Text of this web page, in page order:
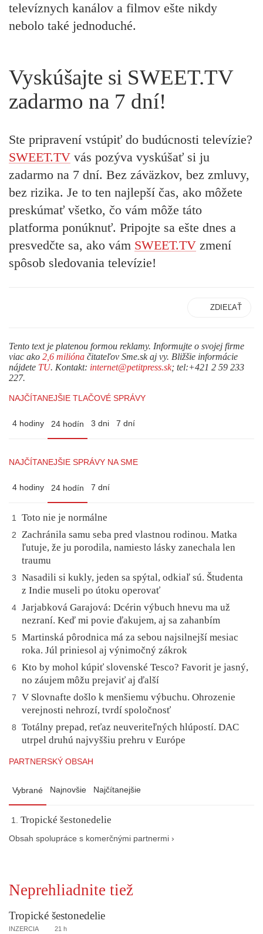
televíznych kanálov a filmov ešte nikdy
nebolo také jednoduché.
Vyskúšajte si SWEET.TV
zadarmo na 7 dní!
Ste pripravení vstúpiť do budúcnosti televízie?
SWEET.TV vás pozýva vyskúšať si ju
zadarmo na 7 dní. Bez záväzkov, bez zmluvy,
bez rizika. Je to ten najlepší čas, ako môžete
preskúmať všetko, čo vám môže táto
platforma ponúknuť. Pripojte sa ešte dnes a
presvedčte sa, ako vám SWEET.TV zmení
spôsob sledovania televízie!
ZDIEĽAŤ
Tento text je platenou formou reklamy. Informujte o svojej firme
viac ako 2,6 milióna čitateľov Sme.sk aj vy. Bližšie informácie
nájdete TU. Kontakt: internet@petitpress.sk; tel:+421 2 59 233
227.
NAJČÍTANEJŠIE TLAČOVÉ SPRÁVY
4 hodiny 24 hodín 3 dni 7 dní
NAJČÍTANEJŠIE SPRÁVY NA SME
4 hodiny 24 hodín 7 dní
1 Toto nie je normálne
2
Zachránila samu seba pred vlastnou rodinou. Matka
ľutuje, že ju porodila, namiesto lásky zanechala len
traumu
3
Nasadili si kukly, jeden sa spýtal, odkiaľ sú. Študenta
z Indie museli po útoku operovať
4 Jarjabková Garajová: Dcérin výbuch hnevu ma už
nezraní. Keď mi povie ďakujem, aj sa zahanbím
5
Martinská pôrodnica má za sebou najsilnejší mesiac
roka. Júl priniesol aj výnimočný zákrok
6
Kto by mohol kúpiť slovenské Tesco? Favorit je jasný,
no záujem môžu prejaviť aj ďalší
7
V Slovnafte došlo k menšiemu výbuchu. Ohrozenie
verejnosti nehrozí, tvrdí spoločnosť
8
Totálny prepad, reťaz neuveriteľných hlúpostí. DAC
utrpel druhú najvyššiu prehru v Európe
PARTNERSKÝ OBSAH
Vybrané Najnovšie Najčítanejšie
Tropické šestonedelie
Obsah spolupráce s komerčnými partnermi ›
Neprehliadnite tiež
Tropické šestonedelie
INZERCIA 21 h